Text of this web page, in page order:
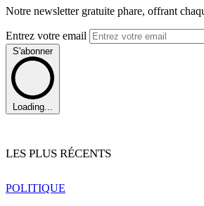
Notre newsletter gratuite phare, offrant
Entrez votre email
S'abonner
Loading...
LES PLUS RÉCENTS
POLITIQUE